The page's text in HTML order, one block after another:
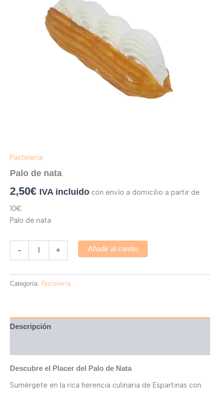
Pastelería
Palo de nata
2,50€ IVA incluido con envío a domicilio a partir de
10€
Palo de nata
- + Añadir al carrito
Categoría: Pastelería
Descripción
Descubre el Placer del Palo de Nata
Sumérgete en la rica herencia culinaria de Espartinas con